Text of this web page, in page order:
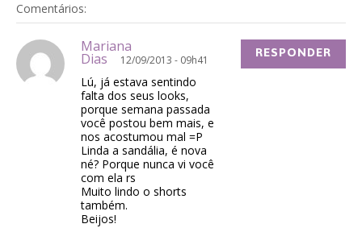
Comentários:
Mariana
Dias 12/09/2013 - 09h41
Lú, já estava sentindo
falta dos seus looks,
porque semana passada
você postou bem mais, e
nos acostumou mal =P
Linda a sandália, é nova
né? Porque nunca vi você
com ela rs
Muito lindo o shorts
também.
Beijos!
RESPONDER